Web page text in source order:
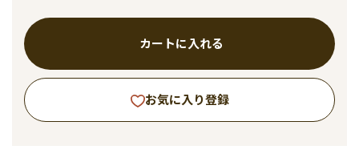
カートに入れる
お気に入り登録